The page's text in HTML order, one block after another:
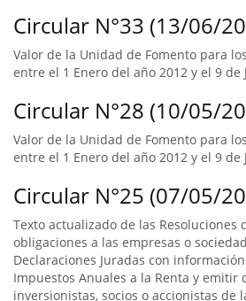
Circular N°33 (13/06/
Valor de la Unidad de Fomento para
entre el 1 Enero del año 2012 y el 9 de
Circular N°28 (10/05/
Valor de la Unidad de Fomento para
entre el 1 Enero del año 2012 y el 9 de
Circular N°25 (07/05/
Texto actualizado de las Resoluciones
obligaciones a las empresas o
Declaraciones Juradas con
Impuestos Anuales a la Renta y emitir
inversionistas, socios o accionistas de